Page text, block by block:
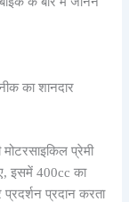
प्रेमी
इसमें 400cc का
प्रदान करता